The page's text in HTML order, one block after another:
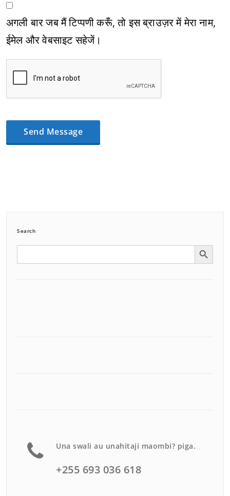
अगली बार जब मैं टिप्पणी करूँ, तो इस ब्राउज़र में मेरा नाम,
ईमेल और वेबसाइट सहेजें।
Search
Search Search Button
Una swali au unahitaji maombi? piga.
+255 693 036 618